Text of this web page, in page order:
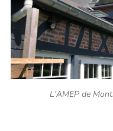
L'AMEP de